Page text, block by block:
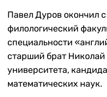
Павел Дуров окончил
филологический
специальности
старший брат
университета,
математических наук.